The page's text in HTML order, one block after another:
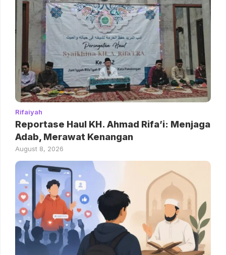
Rifaiyah
Reportase Haul KH. Ahmad Rifa’i: Menjaga
Adab, Merawat Kenangan
August 8, 2026